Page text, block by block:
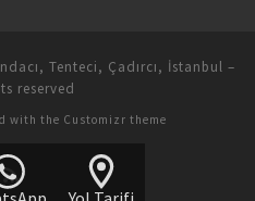
Tenteci, Çadırcı, İstanbul –
reserved
with the Customizr theme